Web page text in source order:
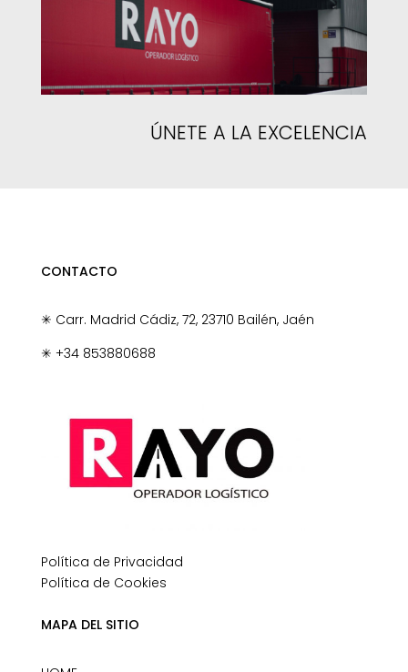
ÚNETE A LA EXCELENCIA
CONTACTO
✳ Carr. Madrid Cádiz, 72, 23710 Bailén, Jaén
✳ +34 853880688
Política de Privacidad
Política de Cookies
MAPA DEL SITIO